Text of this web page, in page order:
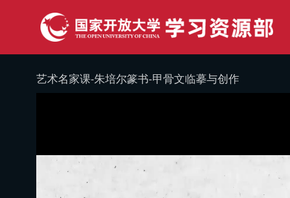
艺术名家课-朱培尔篆书-甲骨文临摹与创作